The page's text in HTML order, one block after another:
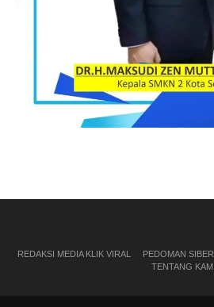
REDAKSI MEDIA KLIK VIRAL PEDOMAN SIBER
TENTANG KAMI